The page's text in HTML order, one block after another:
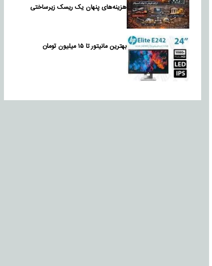
هزینه‌های پنهان یک ریسک زیرساختی
بهترین مانیتور تا ۱۵ میلیون تومان